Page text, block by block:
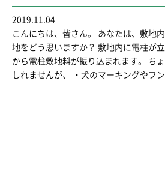
2019.11.04
こんにちは、皆さん。 あなたは、敷地
地をどう思いますか？ 敷地内に電柱が
から電柱敷地料が振り込まれます。 ち
しれませんが、 ・犬のマーキングやフ